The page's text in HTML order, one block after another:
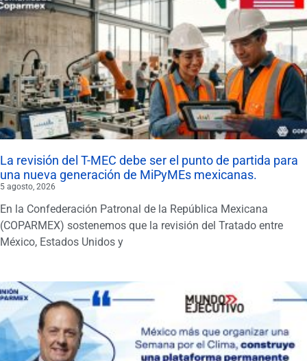
La revisión del T-MEC debe ser el punto de partida para
una nueva generación de MiPyMEs mexicanas.
5 agosto, 2026
En la Confederación Patronal de la República Mexicana
(COPARMEX) sostenemos que la revisión del Tratado entre
México, Estados Unidos y